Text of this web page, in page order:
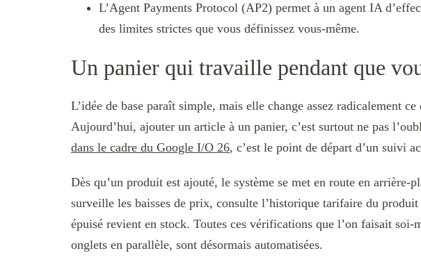
L’Agent Payments Protocol (AP2) permet à un agent IA
des limites strictes que vous définissez vous-même.
Un panier qui travaille pendant que
L’idée de base paraît simple, mais elle change assez radicalement
Aujourd’hui, ajouter un article à un panier, c’est surtout ne pas
dans le cadre du Google I/O 26, c’est le point de départ d’un suivi
Dès qu’un produit est ajouté, le système se met en route en arrière-
surveille les baisses de prix, consulte l’historique tarifaire du
épuisé revient en stock. Toutes ces vérifications que l’on faisait soi-
onglets en parallèle, sont désormais automatisées.